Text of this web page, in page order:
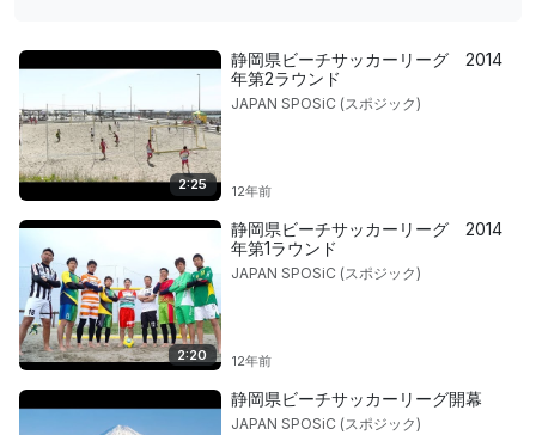
2:25
静岡県ビーチサッカーリーグ 2014
年第2ラウンド
JAPAN SPOSiC (スポジック)
12年前
2:20
静岡県ビーチサッカーリーグ 2014
年第1ラウンド
JAPAN SPOSiC (スポジック)
12年前
静岡県ビーチサッカーリーグ開幕
JAPAN SPOSiC (スポジック)